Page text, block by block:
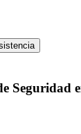
Seguridad